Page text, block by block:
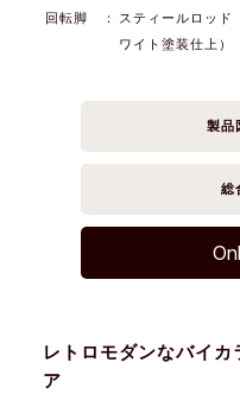
回転脚
：
スティールロッド
ワイト塗装仕上）
製品
総
レトロモダンなバイ
ア